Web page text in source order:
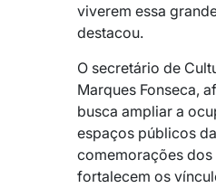
viverem essa
destacou.
O secretário de
Marques Fonseca,
busca ampliar a
espaços públicos
comemorações dos
fortalecem os